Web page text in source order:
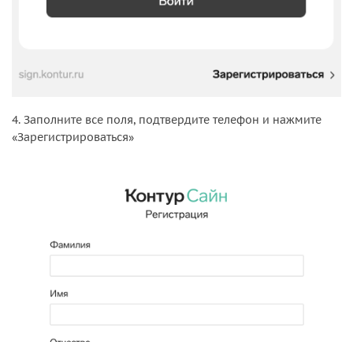
4. Заполните все поля, подтвердите телефон и нажмите
«Зарегистрироваться»